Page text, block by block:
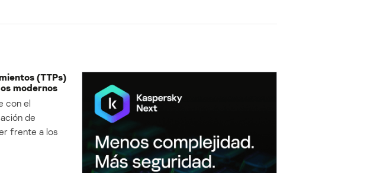
(TTPs)
modernos
con el
de
frente a los